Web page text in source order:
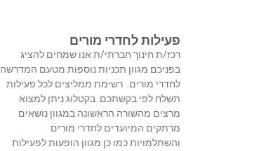
פעילות לחדרי מורים
רכז/ת חינוך חברתי/ת אנו שמחים להציג
בפניכם מגוון תכניות נוספות מטעם המדרשה
לחדרי מורים. רשימת ממליצים לכל פעילות
תשלח לפי בקשתכם. בקטלוג ניתן למצוא
מרצים מהשורה הראשונה במגוון נושאים
מרתקים המיועדים לחדרי מורים
והשתלמויות כמו כן מגוון הופעות לפעילות